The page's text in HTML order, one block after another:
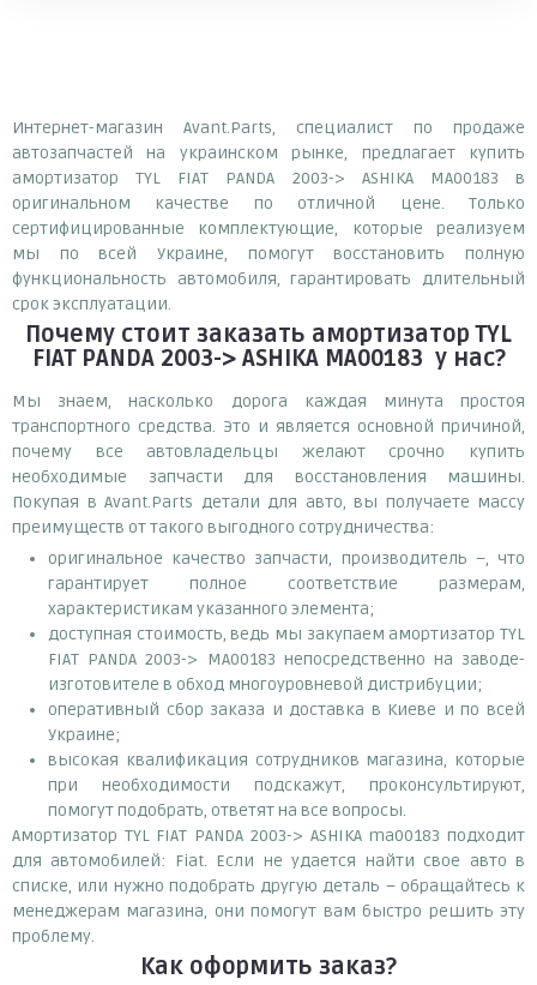
Интернет-магазин Avant.Parts, специалист по продаже
автозапчастей на украинском рынке, предлагает купить
амортизатор TYL FIAT PANDA 2003-> ASHIKA MA00183 в
оригинальном качестве по отличной цене. Только
сертифицированные комплектующие, которые реализуем
мы по всей Украине, помогут восстановить полную
функциональность автомобиля, гарантировать длительный
срок эксплуатации.
Почему стоит заказать амортизатор TYL
FIAT PANDA 2003-> ASHIKA MA00183 у нас?
Мы знаем, насколько дорога каждая минута простоя
транспортного средства. Это и является основной причиной,
почему все автовладельцы желают срочно купить
необходимые запчасти для восстановления машины.
Покупая в Avant.Parts детали для авто, вы получаете массу
преимуществ от такого выгодного сотрудничества:
оригинальное качество запчасти, производитель –, что
гарантирует полное соответствие размерам,
характеристикам указанного элемента;
доступная стоимость, ведь мы закупаем амортизатор TYL
FIAT PANDA 2003-> MA00183 непосредственно на заводе-
изготовителе в обход многоуровневой дистрибуции;
оперативный сбор заказа и доставка в Киеве и по всей
Украине;
высокая квалификация сотрудников магазина, которые
при необходимости подскажут, проконсультируют,
помогут подобрать, ответят на все вопросы.
Амортизатор TYL FIAT PANDA 2003-> ASHIKA ma00183 подходит
для автомобилей: Fiat. Если не удается найти свое авто в
списке, или нужно подобрать другую деталь – обращайтесь к
менеджерам магазина, они помогут вам быстро решить эту
проблему.
Как оформить заказ?